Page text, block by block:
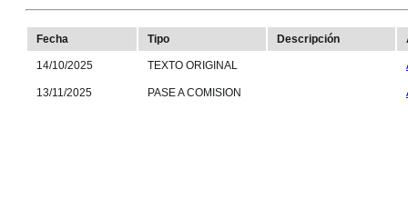
Fecha Tipo Descripción
14/10/2025 TEXTO ORIGINAL
13/11/2025 PASE A COMISION